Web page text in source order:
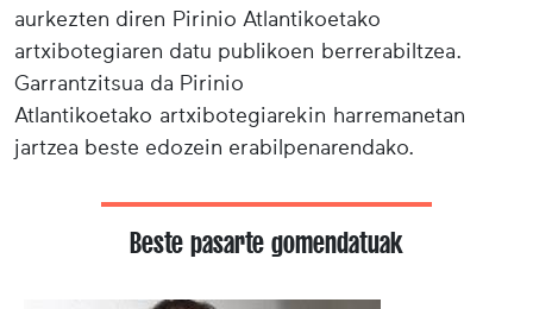
aurkezten diren Pirinio Atlantikoetako
artxibotegiaren datu publikoen berrerabiltzea.
Garrantzitsua da Pirinio
Atlantikoetako artxibotegiarekin harremanetan
jartzea beste edozein erabilpenarendako.
Beste pasarte gomendatuak